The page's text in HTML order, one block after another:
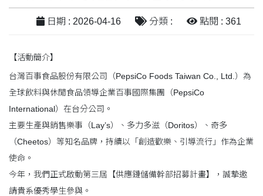
日期 : 2026-04-16 分類 : 點閱 : 361
【活動簡介】
台灣百事食品股份有限公司（PepsiCo Foods Taiwan Co., Ltd.）為
全球飲料與休閒食品領導企業百事國際集團（PepsiCo
International）在台分公司。
主要生產與銷售樂事（Lay’s）、多力多滋（Doritos）、奇多
（Cheetos）等知名品牌，持續以「創造歡樂、引導流行」作為企業
使命。
今年，我們正式啟動第三屆【供應鏈儲備幹部招募計畫】，誠摯邀
請貴系優秀學生參與。